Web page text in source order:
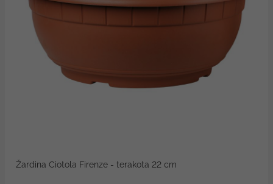
Žardina Ciotola Firenze - terakota 22 cm